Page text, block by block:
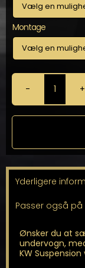
Montage
KW
-
Golf/
MK8
antal
Yderligere
Passer også på
Ønsker du at
undervogn,
KW Suspension